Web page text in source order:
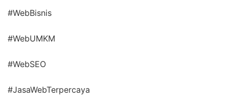
#WebBisnis
#WebUMKM
#WebSEO
#JasaWebTerpercaya